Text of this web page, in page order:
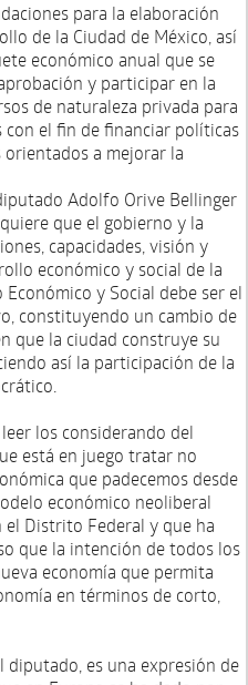
para la elaboración
de la Ciudad de México, así
económico anual que se
y participar en la
de naturaleza privada para
con el fin de financiar políticas
a mejorar la
Adolfo Orive Bellinger
que el gobierno y la
capacidades, visión y
económico y social de la
y Social debe ser el
constituyendo un cambio de
que la ciudad construye su
así la participación de la
los considerando del
está en juego tratar no
que padecemos desde
económico neoliberal
el Distrito Federal y que ha
que la intención de todos los
economía que permita
en términos de corto,
es una expresión de